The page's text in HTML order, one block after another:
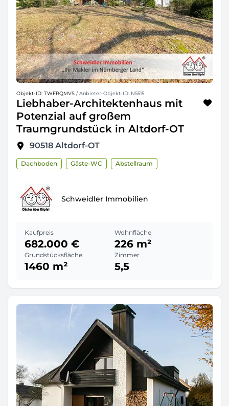
Objekt-ID: TWFRQMVS / Anbieter-Objekt-ID: N5515
Liebhaber-Architektenhaus mit
Potenzial auf großem
Traumgrundstück in Altdorf-OT
90518 Altdorf-OT
Dachboden Gäste-WC Abstellraum
Schweidler Immobilien
Kaufpreis
682.000 €
Wohnfläche
226 m²
Grundstücksfläche
1460 m²
Zimmer
5,5